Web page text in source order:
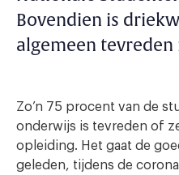
Bovendien is
algemeen
Zo’n 75 procent van de
onderwijs is tevreden of
opleiding. Het gaat de
geleden, tijdens de